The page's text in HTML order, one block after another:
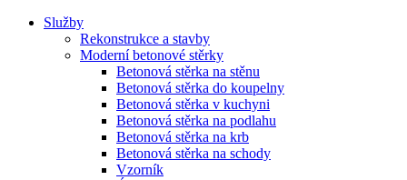
Služby
Rekonstrukce a stavby
Moderní betonové stěrky
Betonová stěrka na stěnu
Betonová stěrka do koupelny
Betonová stěrka v kuchyni
Betonová stěrka na podlahu
Betonová stěrka na krb
Betonová stěrka na schody
Vzorník